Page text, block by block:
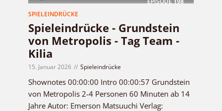
SPIELEINDRÜCKE
Spieleindrücke - Grundstein
von Metropolis - Tag Team -
Kilia
15. Januar 2026 Spieleindrücke
Shownotes 00:00:00 Intro 00:00:57 Grundstein
von Metropolis 2-4 Personen 60 Minuten ab 14
Jahre Autor: Emerson Matsuuchi Verlag: